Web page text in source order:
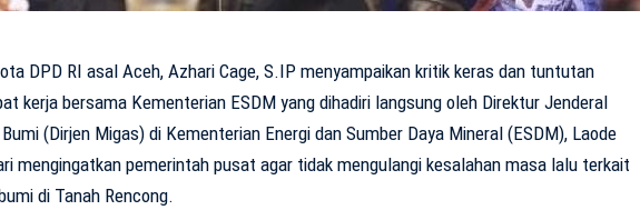
DPD RI asal Aceh, Azhari Cage, S.IP menyampaikan kritik keras dan tuntutan
kerja bersama Kementerian ESDM yang dihadiri langsung oleh Direktur Jenderal
(Dirjen Migas) di Kementerian Energi dan Sumber Daya Mineral (ESDM), Laode
mengingatkan pemerintah pusat agar tidak mengulangi kesalahan masa lalu terkait
di Tanah Rencong.